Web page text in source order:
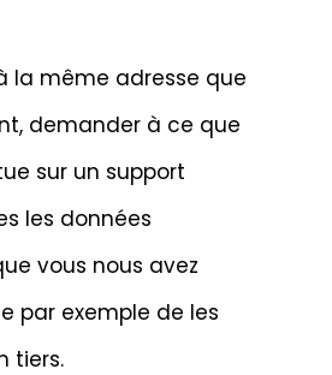
la même adresse que
demander à ce que
sur un support
les données
vous nous avez
par exemple de les
tiers.